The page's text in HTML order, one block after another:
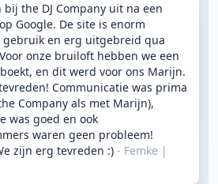
bij the DJ Company uit na een
Google. De site is enorm
gebruik en erg uitgebreid qua
onze bruiloft hebben we een
en dit werd voor ons Marijn.
Communicatie was prima
Company als met Marijn),
was goed en ook
waren geen probleem!
zijn erg tevreden :) - Femke |